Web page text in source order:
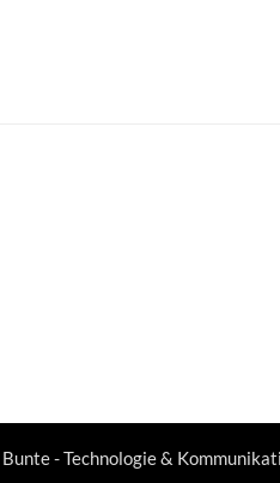
Bunte - Technologie &